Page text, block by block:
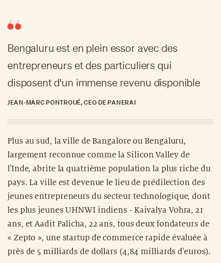
Bengaluru est en plein essor avec des
entrepreneurs et des particuliers qui
disposent d'un immense revenu disponible
JEAN-MARC PONTROUÉ, CEO DE PANERAI
Plus au sud, la ville de Bangalore ou Bengaluru,
largement reconnue comme la Silicon Valley de
l'Inde, abrite la quatrième population la plus riche du
pays. La ville est devenue le lieu de prédilection des
jeunes entrepreneurs du secteur technologique, dont
les plus jeunes UHNWI indiens - Kaivalya Vohra, 21
ans, et Aadit Palicha, 22 ans, tous deux fondateurs de
« Zepto », une startup de commerce rapide évaluée à
près de 5 milliards de dollars (4,84 milliards d'euros).